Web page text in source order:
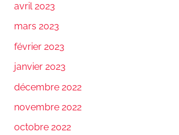
avril 2023
mars 2023
février 2023
janvier 2023
décembre 2022
novembre 2022
octobre 2022